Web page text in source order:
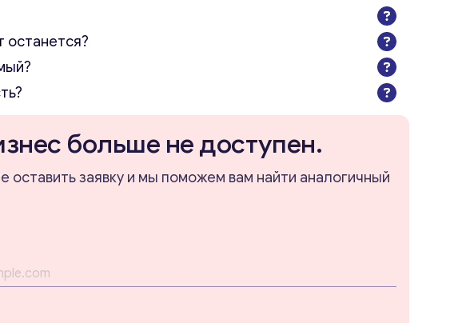
больше не доступен.
оставить заявку и мы поможем вам найти аналогичный